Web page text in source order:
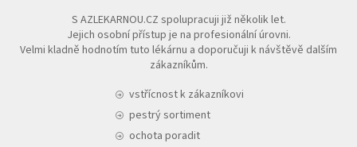
S AZLEKARNOU.CZ spolupracuji již několik let.
Jejich osobní přístup je na profesionální úrovni.
Velmi kladně hodnotím tuto lékárnu a doporučuji k návštěvě dalším
zákazníkům.
vstřícnost k zákazníkovi
pestrý sortiment
ochota poradit